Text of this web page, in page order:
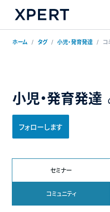
ホーム タグ 小児・発育発達 コ
小児・発育発達
フォローします
セミナー
コミュニティ